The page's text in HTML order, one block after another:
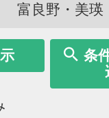
富良野・美瑛
条